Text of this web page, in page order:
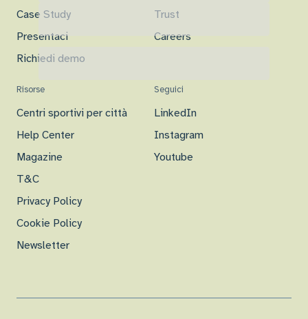
Case Study
Presentaci
Richiedi demo
Trust
Careers
Risorse
Centri sportivi per città
Help Center
Magazine
T&C
Privacy Policy
Cookie Policy
Newsletter
Seguici
LinkedIn
Instagram
Youtube